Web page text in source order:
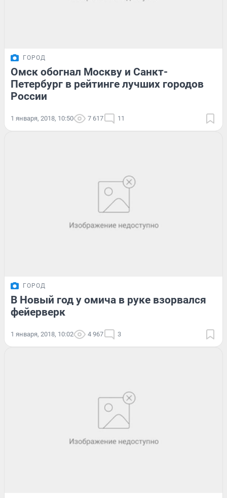
ГОРОД
Омск обогнал Москву и Санкт-
Петербург в рейтинге лучших городов
России
1 января, 2018, 10:50 7 617 11
ГОРОД
В Новый год у омича в руке взорвался
фейерверк
1 января, 2018, 10:02 4 967 3